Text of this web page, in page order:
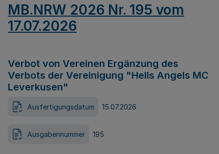
MB.NRW 2026 Nr. 195 vom
17.07.2026
Verbot von Vereinen Ergänzung des
Verbots der Vereinigung "Hells Angels MC
Leverkusen"
Ausfertigungsdatum 15.07.2026
Ausgabennummer 195